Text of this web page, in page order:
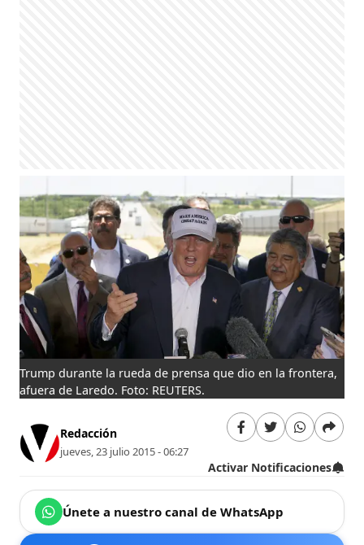
Trump durante la rueda de prensa que dio en la frontera,
afuera de Laredo. Foto: REUTERS.
Redacción
jueves, 23 julio 2015 - 06:27
Activar Notificaciones
Únete a nuestro canal de WhatsApp